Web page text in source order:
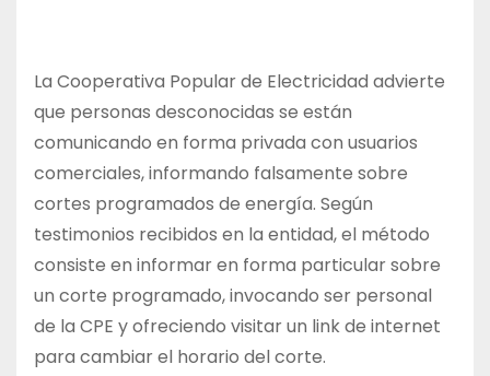
La Cooperativa Popular de Electricidad advierte
que personas desconocidas se están
comunicando en forma privada con usuarios
comerciales, informando falsamente sobre
cortes programados de energía. Según
testimonios recibidos en la entidad, el método
consiste en informar en forma particular sobre
un corte programado, invocando ser personal
de la CPE y ofreciendo visitar un link de internet
para cambiar el horario del corte.